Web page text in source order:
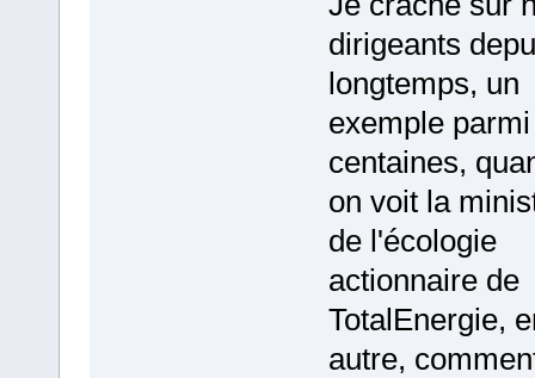
dirigeants
longtemps, un
exemple
centaines,
on voit la
de l'écologie
actionnaire de
TotalEnergie,
autre,